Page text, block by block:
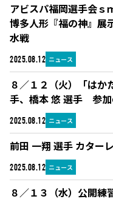
2025.08.12 ニュース
アビスパ福岡選手会ｓ
博多人形『福の神』
水戦
2025.08.12 ニュース
８／１２（火）「はか
手、橋本 悠 選手 参加
2025.08.12 ニュース
前田 一翔 選手 カター
８／１３（水）公開練